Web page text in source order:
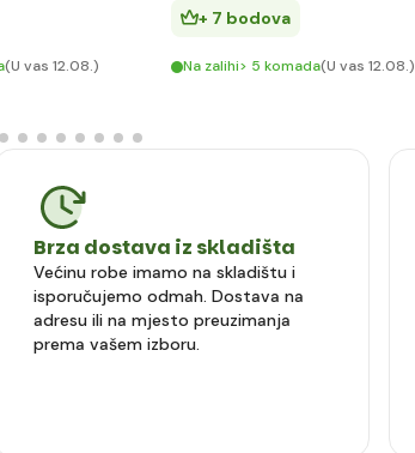
(U vas 12.08.)
+ 7 bodova
Na zalihi> 5 komada(U vas 12.08.)
Brza dostava iz skladišta
Većinu robe imamo na skladištu i
isporučujemo odmah. Dostava na
adresu ili na mjesto preuzimanja
prema vašem izboru.